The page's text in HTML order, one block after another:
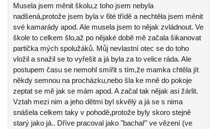
Musela jsem měnit školu,z toho jsem nebyla
nadšená,protože jsem byla v 6té třídě a nechtěla jsem měnit
své kamarády apod. Ale musela jsem to nějak zvládnout. Ve
škole to celkem šlo,až po nějaké době mě začala šikanovat
partička mých spolužáků. Můj nevlastní otec se do toho
vložil a snažil se to vyřešit a já byla za to velice ráda. Ale
postupem času se nemohl smířit s tím,že mamka chtěla jít
někdy semnou na procházku,nebo šla ke mně do pokoje
zeptat se mě jak se mám apod. A začal tak nějak asi žárlit.
Vztah mezi nim a jeho dětmi byl skvělý a já se s nima
snášela celkem taky v pohodě,protože byly skoro stejně
starý jako já.. Dříve pracoval jako "bachař" ve vězení (ve